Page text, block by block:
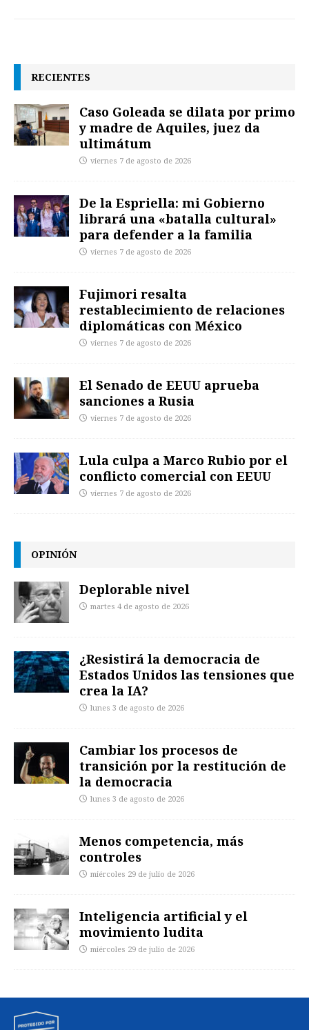
RECIENTES
Caso Goleada se dilata por primo
y madre de Aquiles, juez da
ultimátum
viernes 7 de agosto de 2026
De la Espriella: mi Gobierno
librará una «batalla cultural»
para defender a la familia
viernes 7 de agosto de 2026
Fujimori resalta
restablecimiento de relaciones
diplomáticas con México
viernes 7 de agosto de 2026
El Senado de EEUU aprueba
sanciones a Rusia
viernes 7 de agosto de 2026
Lula culpa a Marco Rubio por el
conflicto comercial con EEUU
viernes 7 de agosto de 2026
OPINIÓN
Deplorable nivel
martes 4 de agosto de 2026
¿Resistirá la democracia de
Estados Unidos las tensiones que
crea la IA?
lunes 3 de agosto de 2026
Cambiar los procesos de
transición por la restitución de
la democracia
lunes 3 de agosto de 2026
Menos competencia, más
controles
miércoles 29 de julio de 2026
Inteligencia artificial y el
movimiento ludita
miércoles 29 de julio de 2026